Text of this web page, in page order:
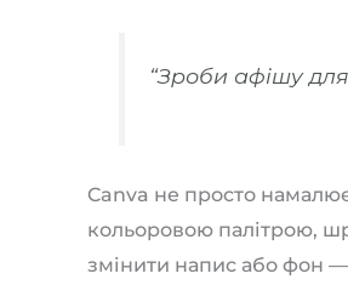
“Зроби афішу
Canva не просто
кольоровою палітрою,
змінити напис або фон —